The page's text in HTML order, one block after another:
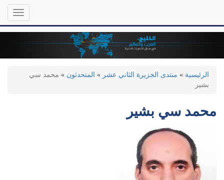
المحتوى
Toggle
الرئيسية » منتدى الجزيرة الثاني عشر » المتحدثون » محمد سي
بشير
محمد سي بشير